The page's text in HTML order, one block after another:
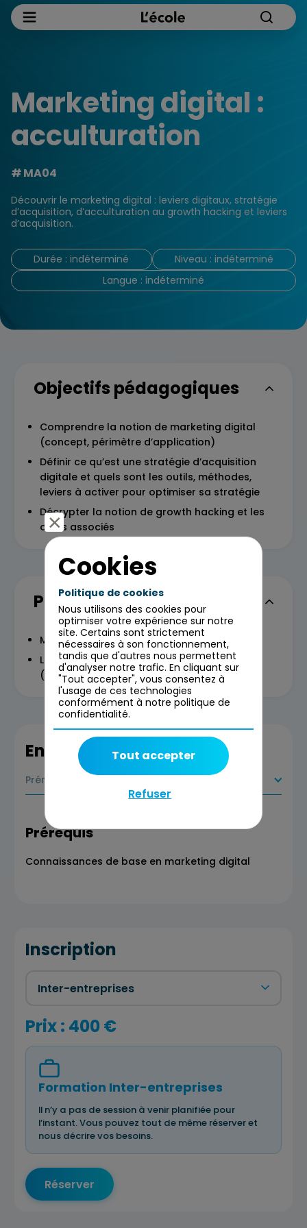
Marketing digital :
acculturation
MA04
Découvrir le marketing digital : leviers digitaux, stratégie
d’acquisition, d’acculturation au growth hacking et leviers
d’acquisition.
Durée : indéterminé
Niveau : indéterminé
Langue : indéterminé
Objectifs pédagogiques
Comprendre la notion de marketing digital
(concept, périmètre d’application)
Définir ce qu’est une stratégie d’acquisition
digitale et quels sont les outils, méthodes,
leviers à activer pour optimiser sa stratégie
Décrypter la notion de growth hacking et les
outils associés
Programme
Marketing digital (concept & périmètre)
La boîte à outil de l’acquisition digitale
(concepts clefs et outils)
En savoir plus
Prérequis
Prérequis
Connaissances de base en marketing digital
Inscription
Prix : 400 €
Formation Inter-entreprises
Il n’y a pas de session à venir planifiée pour
l’instant. Vous pouvez tout de même réserver et
nous décrire vos besoins.
Réserver
Cookies
Politique de cookies
Nous utilisons des cookies pour
optimiser votre expérience sur notre
site. Certains sont strictement
nécessaires à son fonctionnement,
tandis que d'autres nous permettent
d'analyser notre trafic. En cliquant sur
"Tout accepter", vous consentez à
l'usage de ces technologies
conformément à notre politique de
confidentialité.
Refuser
Tout accepter